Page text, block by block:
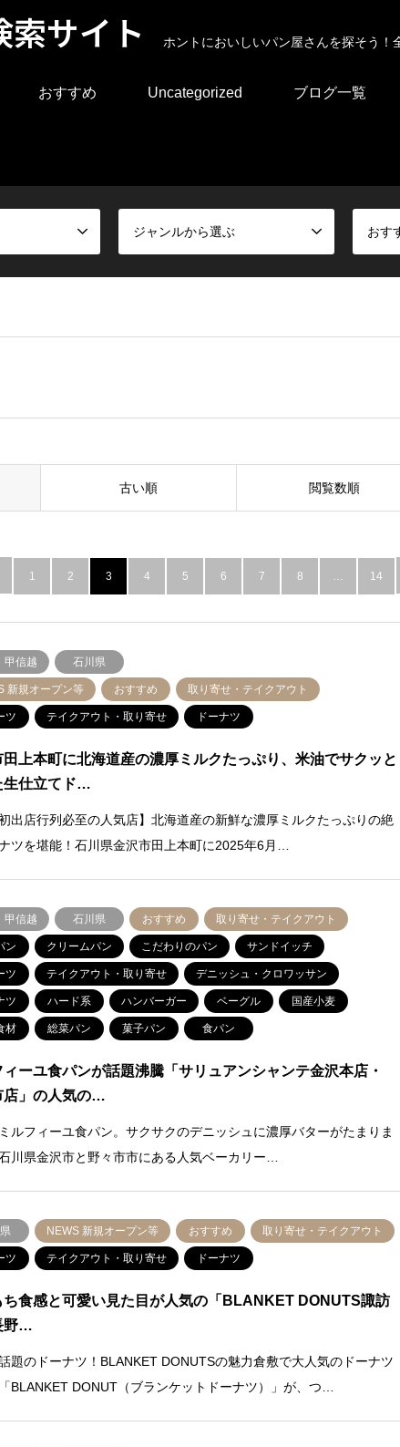
サイト ホントにおいしいパン屋さんを探そう
おすすめ Uncategorized ブログ一覧
ジャンルから選ぶ おす
古い順 閲覧数順
1 2 3 4 5 6 7 8 … 14
甲信越 石川県
新規オープン等 おすすめ 取り寄せ・テイクアウト
ツ テイクアウト・取り寄せ ドーナツ
田上本町に北海道産の濃厚ミルクたっぷり、米油でサクッと
生仕立てド…
初出店行列必至の人気店】北海道産の新鮮な濃厚ミルクたっぷりの絶
ツを堪能！石川県金沢市田上本町に2025年6月…
甲信越 石川県 おすすめ 取り寄せ・テイクアウト
ン クリームパン こだわりのパン サンドイッチ
ツ テイクアウト・取り寄せ デニッシュ・クロワッサン
ツ ハード系 ハンバーガー ベーグル 国産小麦
材 総菜パン 菓子パン 食パン
ィーユ食パンが話題沸騰「サリュアンシャンテ金沢本店・
店」の人気の…
ルフィーユ食パン。サクサクのデニッシュに濃厚バターがたまりま
川県金沢市と野々市市にある人気ベーカリー…
NEWS 新規オープン等 おすすめ 取り寄せ・テイクアウト
ツ テイクアウト・取り寄せ ドーナツ
ち食感と可愛い見た目が人気の「BLANKET DONUTS諏訪
野…
題のドーナツ！BLANKET DONUTSの魅力倉敷で大人気のドーナツ
BLANKET DONUT（ブランケットドーナツ）」が、つ…